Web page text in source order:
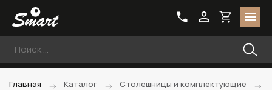
Главная Каталог Столешницы и комплектующие